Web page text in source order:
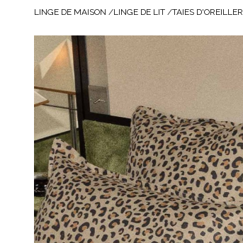
LINGE DE MAISON /LINGE DE LIT /TAIES D'OREILLER